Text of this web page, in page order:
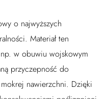
o najwyższych
Materiał ten
w obuwiu wojskowym
przyczepność do
nawierzchni. Dzięki